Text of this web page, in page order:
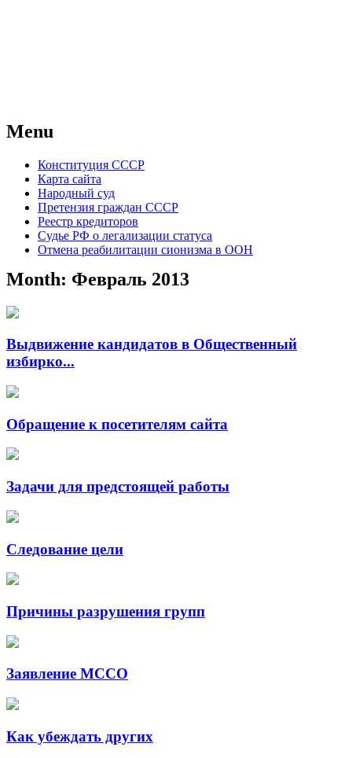
Menu
Skip
content
Конституция СССР
Карта сайта
Народный суд
Претензия граждан СССР
Реестр кредиторов
Судье РФ о легализации статуса
Отмена реабилитации сионизма в ООН
Month: Февраль 2013
Выдвижение кандидатов в Общественный
избирко...
Обращение к посетителям сайта
Задачи для предстоящей работы
Следование цели
Причины разрушения групп
Заявление МССО
Как убеждать других